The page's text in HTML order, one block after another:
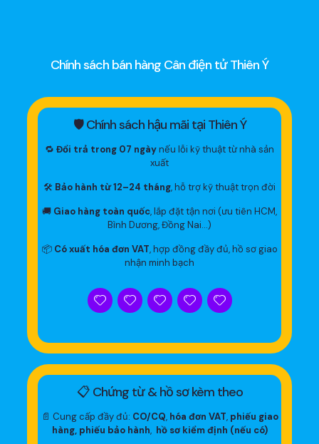
Chính sách bán hàng Cân điện tử Thiên Ý
🛡 Chính sách hậu mãi tại Thiên Ý
🔁 Đổi trả trong 07 ngàynếu lỗi kỹ thuật từ nhà sản
xuất
🛠 Bảo hành từ 12–24 tháng, hỗ trợ kỹ thuật trọn đời
🚚 Giao hàng toàn quốc, lắp đặt tận nơi (ưu tiên HCM,
Bình Dương, Đồng Nai…)
📦 Có xuất hóa đơn VAT, hợp đồng đầy đủ, hồ sơ giao
nhận minh bạch
📋 Chứng từ & hồ sơ kèm theo
📄 Cung cấp đầy đủ: CO/CQ, hóa đơn VAT, phiếu giao
hàng, phiếu bảo hành, hồ sơ kiểm định (nếu có)